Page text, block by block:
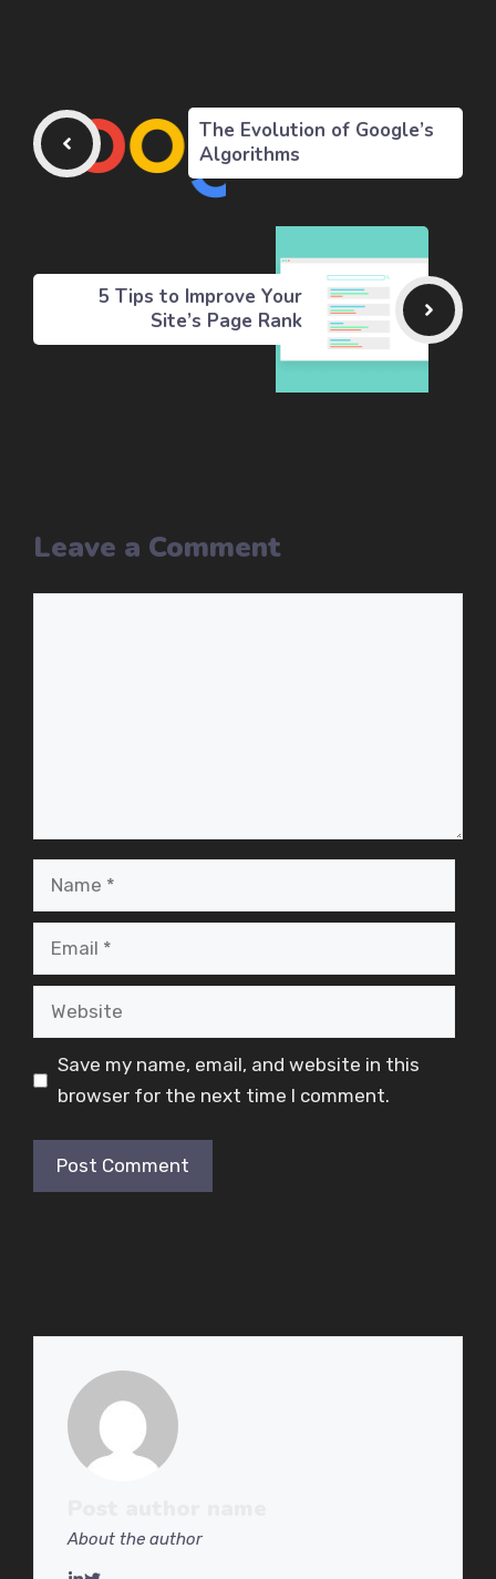
The Evolution of Google’s
Algorithms
5 Tips to Improve Your
Site’s Page Rank
Leave a Comment
Name
Email
Website
Save my name, email, and website in this
browser for the next time I comment.
About the author